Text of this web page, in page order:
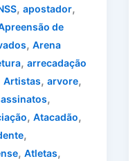
, apostador,
de
, Arena
, arrecadação
Artistas, arvore,
,
, Atacadão,
,
, Atletas,